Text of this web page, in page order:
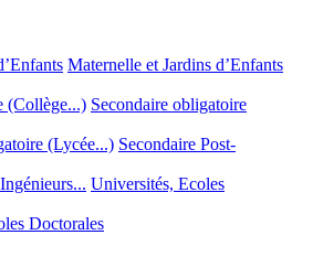
Maternelle et Jardins d’Enfants
(Collège...) Secondaire obligatoire
(Lycée...) Secondaire Post-
Universités, Ecoles
Doctorales